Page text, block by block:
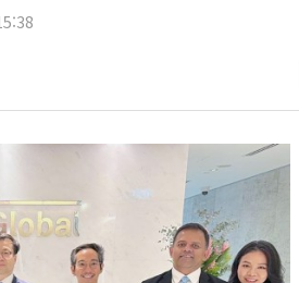
李대통령 "
여수 오동도
추미애, '위안
인천 선재도
인천서 말다
'화합' 꺼낸 김
李대통령,